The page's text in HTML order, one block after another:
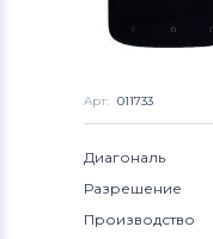
Арт: 011733
Диагональ
Разрешение
Производство